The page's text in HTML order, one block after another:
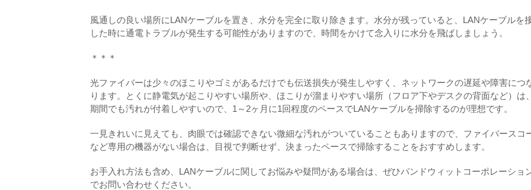
風通しの良い場所にLANケーブルを置き、水分を完全に取り除きます。水分が残っていると、LANケーブルを
した時に通電トラブルが発生する可能性がありますので、時間をかけて念入りに水分を飛ばしましょう。
＊＊＊
光ファイバーは少々のほこりやゴミがあるだけでも伝送損失が発生しやすく、ネットワークの遅延や障害につ
ります。とくに静電気が起こりやすい場所や、ほこりが溜まりやすい場所（フロア下やデスクの背面など）は
期間でも汚れが付着しやすいので、1～2ヶ月に1回程度のペースでLANケーブルを掃除するのが理想です。
一見きれいに見えても、肉眼では確認できない微細な汚れがついていることもありますので、ファイバースコ
など専用の機器がない場合は、目視で判断せず、決まったペースで掃除することをおすすめします。
お手入れ方法も含め、LANケーブルに関してお悩みや疑問がある場合は、ぜひパンドウィットコーポレーショ
でお問い合わせください。